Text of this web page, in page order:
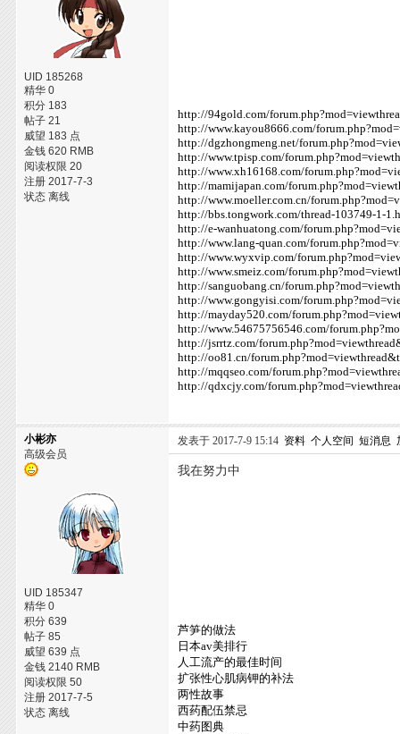
UID 185268
精华 0
积分 183
帖子 21
威望 183 点
金钱 620 RMB
阅读权限 20
注册 2017-7-3
状态 离线
http://94gold.com/
http://www.kayou8666.com/
http://dgzhongmeng.net/
http://www.tpisp.com/
http://www.xh16168.com/
http://mamijapan.com/
http://www.moeller.com.cn/
http://bbs.tongwork.com/thread-103749-1-
http://e-wanhuatong.com/
http://www.lang-quan.com/
http://www.wyxvip.com/
http://www.smeiz.com/
http://sanguobang.cn/
http://www.gongyisi.com/
http://mayday520.com/
http://www.54675756546.com/
http://jsrrtz.com/
http://oo81.cn/
http://mqqseo.com/
http://qdxcjy.com/
小彬亦
高级会员
UID 185347
精华 0
积分 639
帖子 85
威望 639 点
金钱 2140 RMB
阅读权限 50
注册 2017-7-5
状态 离线
发表于 2017-7-9 15:14 资料 个人空间 短消息
我在努力中
芦笋的做法
日本av美排行
人工流产的最佳时间
扩张性心肌病钾的补法
两性故事
西药配伍禁忌
中药图典